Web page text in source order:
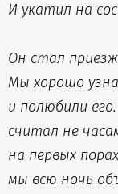
И укатил на
Он стал
Мы хорошо
и полюбили
считал не
на первых
мы всю ночь